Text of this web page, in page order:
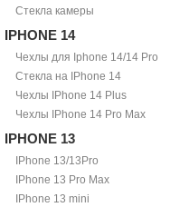
Стекла камеры
IPHONE 14
Чехлы для Iphone 14/14 Pro
Стекла на IPhone 14
Чехлы IPhone 14 Plus
Чехлы IPhone 14 Pro Max
IPHONE 13
IPhone 13/13Pro
IPhone 13 Pro Max
IPhone 13 mini